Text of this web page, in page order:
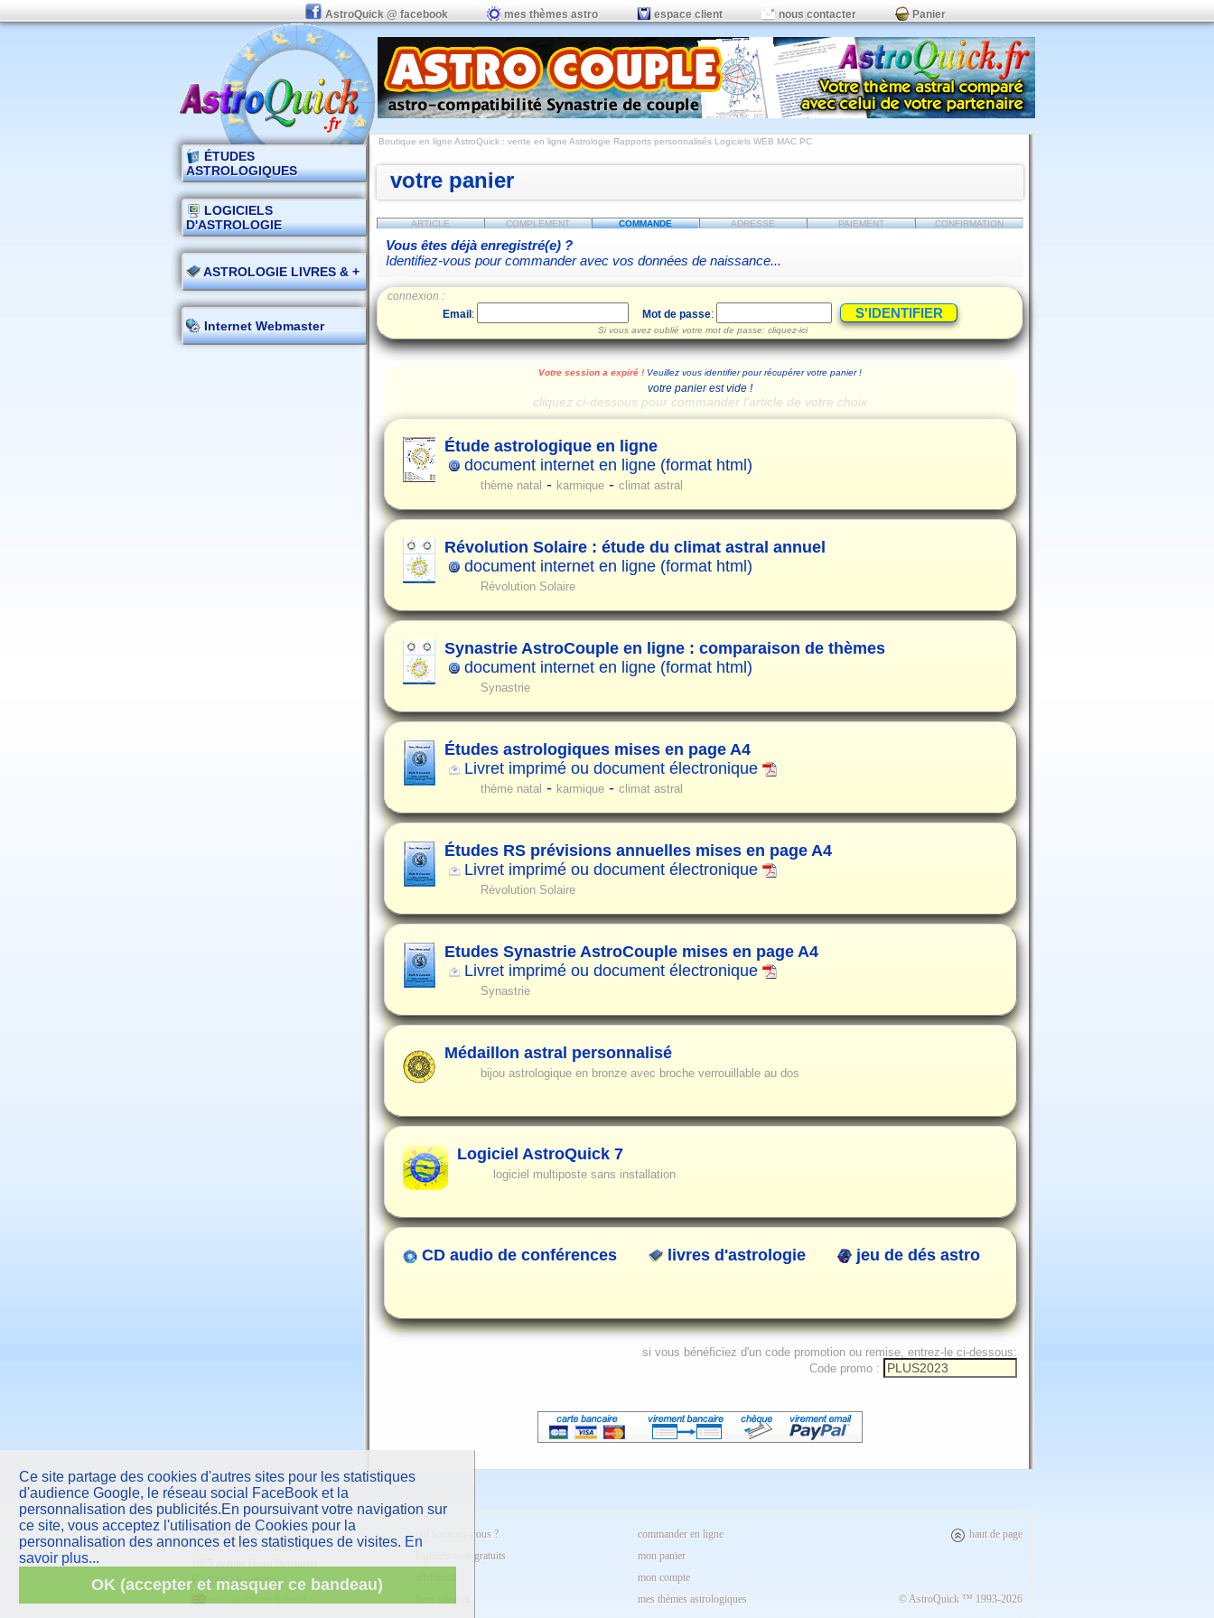
Ce site partage des cookies d'autres sites pour les statistiques
d'audience Google, le réseau social FaceBook et la
personnalisation des publicités.En poursuivant votre navigation sur
ce site, vous acceptez l'utilisation de Cookies pour la
personnalisation des annonces et les statistiques de visites. En
savoir plus...
OK (accepter et masquer ce bandeau)
AstroQuick @ facebook mes thèmes astro espace client nous contacter Panier
ÉTUDES
ASTROLOGIQUES
LOGICIELS
D'ASTROLOGIE
ASTROLOGIE LIVRES & +
Internet Webmaster
Boutique en ligne AstroQuick : vente en ligne Astrologie Rapports personnalisés Logiciels WEB MAC PC
votre panier
ARTICLE COMPLÉMENT COMMANDE ADRESSE PAIEMENT CONFIRMATION
Vous êtes déjà enregistré(e) ?
Identifiez-vous pour commander avec vos données de naissance...
connexion :
Email : Mot de passe:
Si vous avez oublié votre mot de passe: cliquez-ici
Votre session a expiré ! Veuillez vous identifier pour récupérer votre panier !
votre panier est vide !
cliquez ci-dessous pour commander l'article de votre choix
Étude astrologique en ligne
document internet en ligne (format html)
thème natal - karmique- climat astral
Révolution Solaire : étude du climat astral annuel
document internet en ligne (format html)
Révolution Solaire
Synastrie AstroCouple en ligne : comparaison de thèmes
document internet en ligne (format html)
Synastrie
Études astrologiques mises en page A4
Livret imprimé ou document électronique
thème natal - karmique- climat astral
Études RS prévisions annuelles mises en page A4
Livret imprimé ou document électronique
Révolution Solaire
Etudes Synastrie AstroCouple mises en page A4
Livret imprimé ou document électronique
Synastrie
Médaillon astral personnalisé
bijou astrologique en bronze avec broche verrouillable au dos
Logiciel AstroQuick 7
logiciel multiposte sans installation
CD audio de conférences livres d'astrologie jeu de dés astro
si vous bénéficiez d'un code promotion ou remise, entrez-le ci-dessous:
Code promo :
AstroQuicksarl
10 Parc Club du Millénaire
1025 avenue Henri Becquerel
F 34000 Montpellier
qui sommes-nous ?
logiciels web gratuits
commander en ligne
mon panier
mon compte
mes thèmes astrologiques
haut de page
© AstroQuick ™ 1993-2026